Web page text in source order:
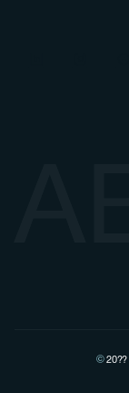
© 20??